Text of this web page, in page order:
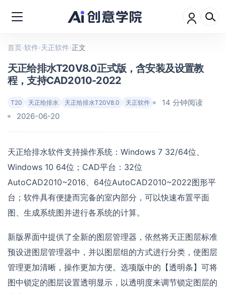
首页›软件›天正软件›正文
天正给排水T20V8.0正式版，含安装及设置教
程，支持CAD2010-2022
T20 天正给排水 天正给排水T20V8.0 天正软件
14 分钟阅读
2026-06-20
天正给排水软件支持操作系统：Windows 7 32/64位、
Windows 10 64位；CAD平台：32位
AutoCAD2010~2016、64位AutoCAD2010~2022图形平
台；软件具有便捷而完备的室内部分，可以快速布置平面
图、生成系统图并进行各系统的计算。
新版界面中提供了全新的图层管理器，依然将天正图层标准
预设进图层管理器中，并以图层组的方式进行分类，使图层
管理更加清晰，操作更加方便。选项版中的【透明条】可将
图中锁定的图层设置透明显示，以透明度来调节锁定图层的